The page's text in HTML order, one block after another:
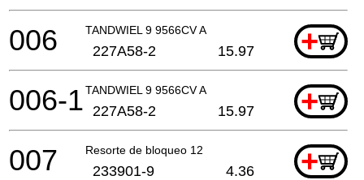
TANDWIEL 9 9566CV A +
006 227A58-2 15.97
TANDWIEL 9 9566CV A +
006-1 227A58-2 15.97
Resorte de bloqueo 12 +
007 233901-9 4.36